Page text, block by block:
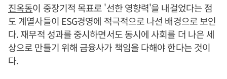
진옥동이 중장기적 목표로 '선한 영향력'을 내걸었다는 점
도 계열사들이 ESG경영에 적극적으로 나선 배경으로 보인
다. 재무적 성과를 중시하면서도 동시에 사회를 더 나은 세
상으로 만들기 위해 금융사가 책임을 다해야 한다는 것이
다.